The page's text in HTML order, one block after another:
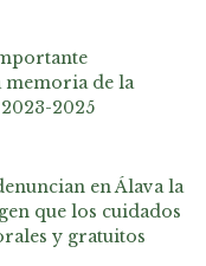
memoria de la
2025
en Álava la
que los cuidados
y gratuitos